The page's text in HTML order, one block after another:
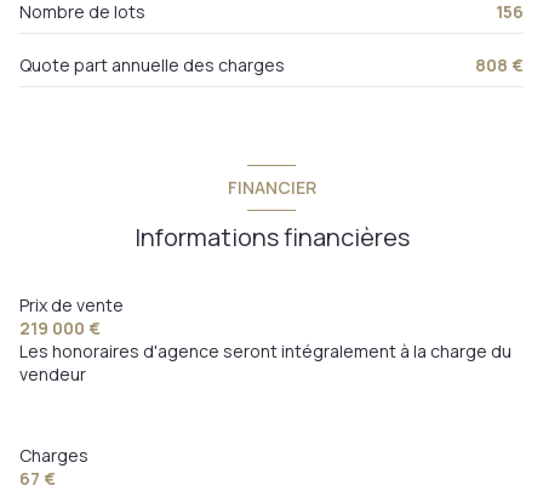
3 étage(s)
Nombre de lots 156
Quote part annuelle des charges 808 €
FINANCIER
Informations financières
Prix de vente
219 000 €
Les honoraires d'agence seront intégralement à la charge du
vendeur
Charges
67 €